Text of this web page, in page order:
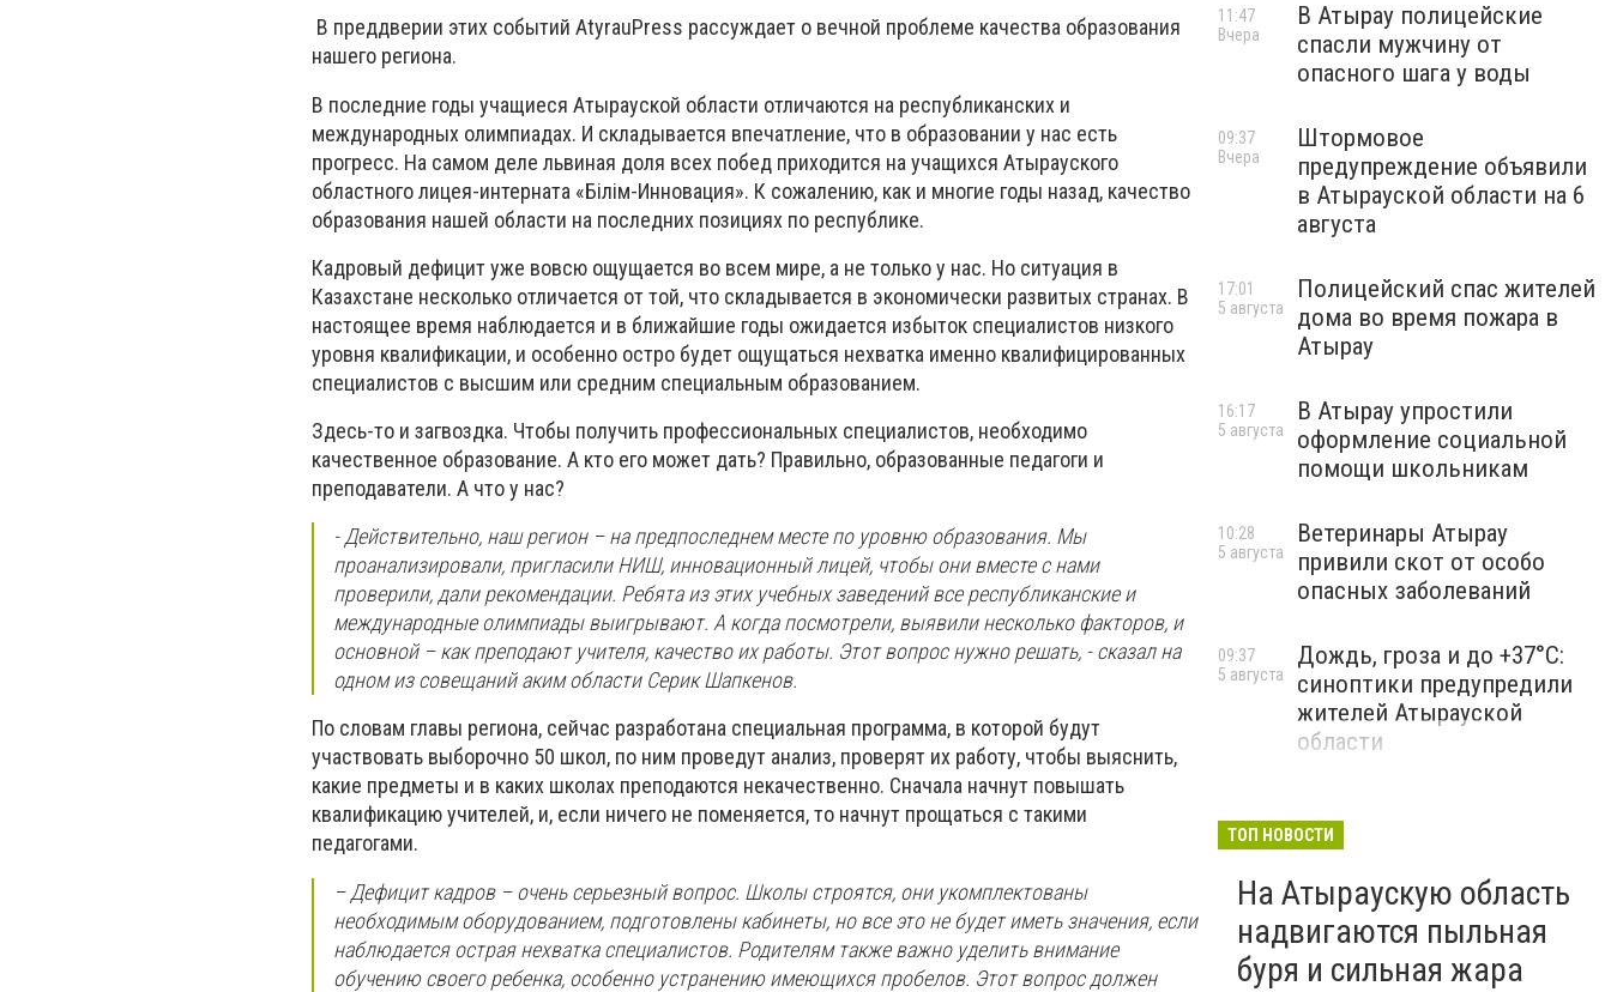
В преддверии этих событий AtyrauPress рассуждает о вечной проблеме качества образования
нашего региона.
В последние годы учащиеся Атырауской области отличаются на республиканских и
международных олимпиадах. И складывается впечатление, что в образовании у нас есть
прогресс. На самом деле львиная доля всех побед приходится на учащихся Атырауского
областного лицея-интерната «Білім-Инновация». К сожалению, как и многие годы назад, качество
образования нашей области на последних позициях по республике.
Кадровый дефицит уже вовсю ощущается во всем мире, а не только у нас. Но ситуация в
Казахстане несколько отличается от той, что складывается в экономически развитых странах. В
настоящее время наблюдается и в ближайшие годы ожидается избыток специалистов низкого
уровня квалификации, и особенно остро будет ощущаться нехватка именно квалифицированных
специалистов с высшим или средним специальным образованием.
Здесь-то и загвоздка. Чтобы получить профессиональных специалистов, необходимо
качественное образование. А кто его может дать? Правильно, образованные педагоги и
преподаватели. А что у нас?
- Действительно, наш регион – на предпоследнем месте по уровню образования. Мы
проанализировали, пригласили НИШ, инновационный лицей, чтобы они вместе с нами
проверили, дали рекомендации. Ребята из этих учебных заведений все республиканские и
международные олимпиады выигрывают. А когда посмотрели, выявили несколько факторов, и
основной – как преподают учителя, качество их работы. Этот вопрос нужно решать, - сказал на
одном из совещаний аким области Серик Шапкенов.
По словам главы региона, сейчас разработана специальная программа, в которой будут
участвовать выборочно 50 школ, по ним проведут анализ, проверят их работу, чтобы выяснить,
какие предметы и в каких школах преподаются некачественно. Сначала начнут повышать
квалификацию учителей, и, если ничего не поменяется, то начнут прощаться с такими
педагогами.
– Дефицит кадров – очень серьезный вопрос. Школы строятся, они укомплектованы
необходимым оборудованием, подготовлены кабинеты, но все это не будет иметь значения, если
наблюдается острая нехватка специалистов. Родителям также важно уделить внимание
обучению своего ребенка, особенно устранению имеющихся пробелов. Этот вопрос должен
В Атырау полицейские
спасли мужчину от
опасного шага у воды
11:47
Вчера
Штормовое
предупреждение объявили
в Атырауской области на 6
августа
09:37
Вчера
Полицейский спас жителей
дома во время пожара в
Атырау
17:01
5 августа
В Атырау упростили
оформление социальной
помощи школьникам
16:17
5 августа
Ветеринары Атырау
привили скот от особо
опасных заболеваний
10:28
5 августа
Дождь, гроза и до +37°C:
синоптики предупредили
жителей Атырауской
области
09:37
5 августа
ТОП НОВОСТИ
На Атыраускую область
надвигаются пыльная
буря и сильная жара